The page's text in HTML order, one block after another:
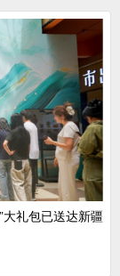
礼包已送达新疆